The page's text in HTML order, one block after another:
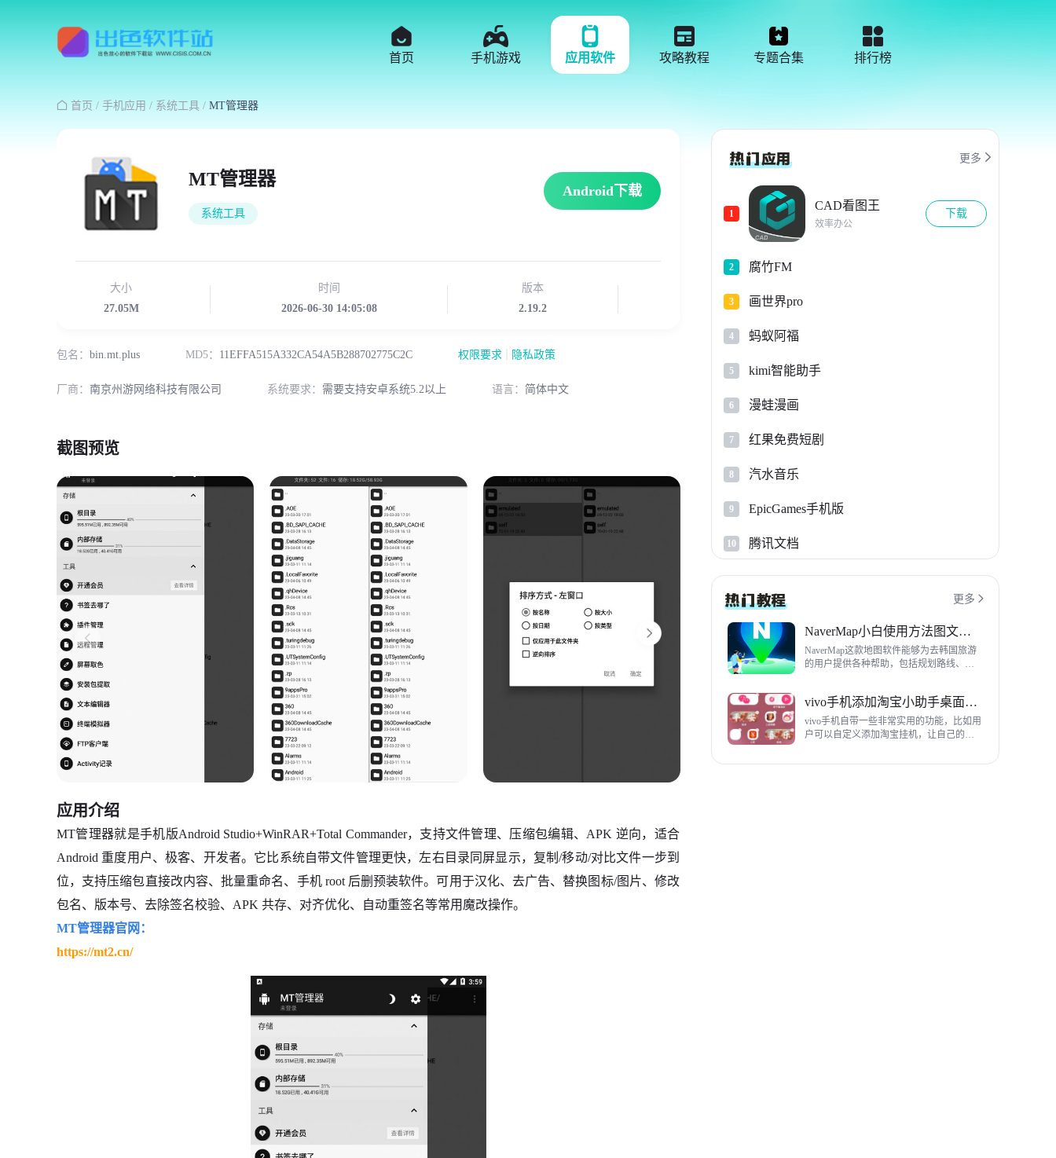
首页 手机游戏 应用软件 攻略教程 专题合集 排行榜
 首页 / 手机应用 / 系统工具 / MT管理器
MT管理器
系统工具
Android下载
大小
27.05M
时间
2026-06-30 14:05:08
版本
2.19.2
包名： bin.mt.plus MD5： 11EFFA515A332CA54A5B288702775C2C 权限要求 隐私政策
厂商： 南京州游网络科技有限公司 系统要求： 需要支持安卓系统5.2以上 语言： 简体中文
截图预览
应用介绍
MT管理器就是手机版Android Studio+WinRAR+Total Commander，支持文件管理、压缩包编辑、APK 逆向，适合
Android 重度用户、极客、开发者。它比系统自带文件管理更快，左右目录同屏显示，复制/移动/对比文件一步到
位，支持压缩包直接改内容、批量重命名、手机 root 后删预装软件。可用于汉化、去广告、替换图标/图片、修改
包名、版本号、去除签名校验、APK 共存、对齐优化、自动重签名等常用魔改操作。
MT管理器官网：
https://mt2.cn/
更多 
1
CAD看图王
效率办公
下载
2 腐竹FM
3 画世界pro
4 蚂蚁阿福
5 kimi智能助手
6 漫蛙漫画
7 红果免费短剧
8 汽水音乐
9 EpicGames手机版
10 腾讯文档
更多 
NaverMap小白使用方法图文教程
NaverMap这款地图软件能够为去韩国旅游
的用户提供各种帮助，包括规划路线、导
教程，希望对各位有帮助。
vivo手机添加淘宝小助手桌面挂件方法
vivo手机自带一些非常实用的功能，比如用
户可以自定义添加淘宝挂机，让自己的购
相当方便，下面为大家带来添加淘宝小助